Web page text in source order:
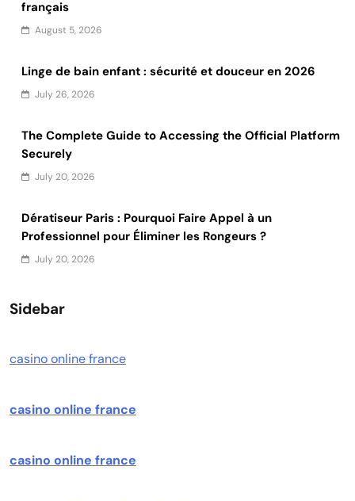
français
August 5, 2026
Linge de bain enfant : sécurité et douceur en 2026
July 26, 2026
The Complete Guide to Accessing the Official Platform
Securely
July 20, 2026
Dératiseur Paris : Pourquoi Faire Appel à un
Professionnel pour Éliminer les Rongeurs ?
July 20, 2026
Sidebar
casino online france
casino online france
casino online france